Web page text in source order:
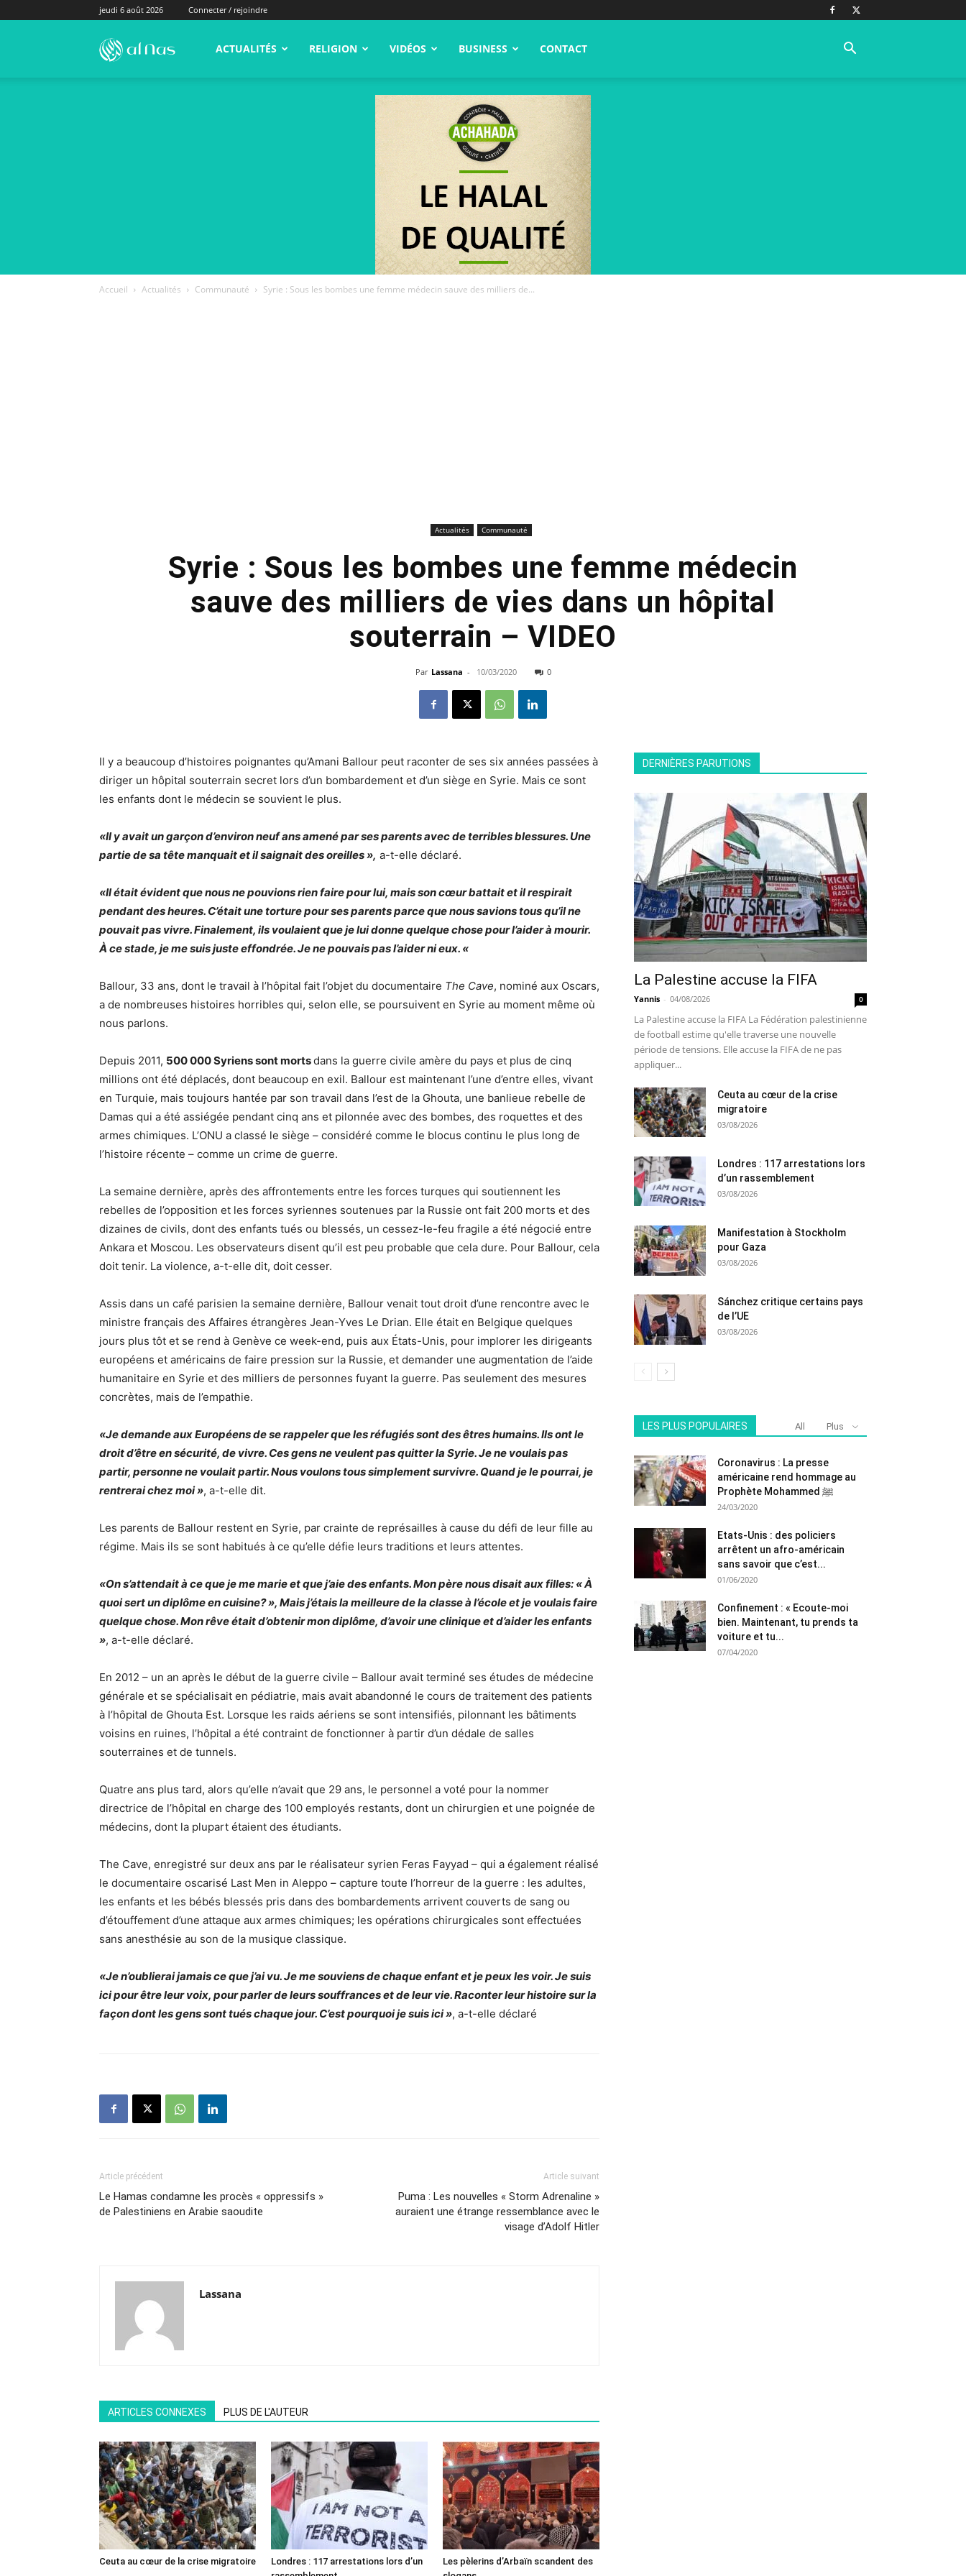
jeudi 6 août 2026 Connecter / rejoindre
alNas.fr ACTUALITÉS RELIGION VIDÉOS BUSINESS CONTACT
Accueil Actualités Communauté Syrie : Sous les bombes une femme médecin sauve des milliers de...
Actualités Communauté
Syrie : Sous les bombes une femme médecin
sauve des milliers de vies dans un hôpital
souterrain – VIDEO
Par Lassana - 10/03/2020 0
Il y a beaucoup d’histoires poignantes qu’Amani Ballour peut raconter de ses six années passées à
diriger un hôpital souterrain secret lors d’un bombardement et d’un siège en Syrie. Mais ce sont
les enfants dont le médecin se souvient le plus.
«Il y avait un garçon d’environ neuf ans amené par ses parents avec de terribles blessures. Une
partie de sa tête manquait et il saignait des oreilles », a-t-elle déclaré.
«Il était évident que nous ne pouvions rien faire pour lui, mais son cœur battait et il respirait
pendant des heures. C’était une torture pour ses parents parce que nous savions tous qu’il ne
pouvait pas vivre. Finalement, ils voulaient que je lui donne quelque chose pour l’aider à mourir.
À ce stade, je me suis juste effondrée. Je ne pouvais pas l’aider ni eux. «
Ballour, 33 ans, dont le travail à l’hôpital fait l’objet du documentaire The Cave, nominé aux Oscars,
a de nombreuses histoires horribles qui, selon elle, se poursuivent en Syrie au moment même où
nous parlons.
Depuis 2011, 500 000 Syriens sont mortsdans la guerre civile amère du pays et plus de cinq
millions ont été déplacés, dont beaucoup en exil. Ballour est maintenant l’une d’entre elles, vivant
en Turquie, mais toujours hantée par son travail dans l’est de la Ghouta, une banlieue rebelle de
Damas qui a été assiégée pendant cinq ans et pilonnée avec des bombes, des roquettes et des
armes chimiques. L’ONU a classé le siège – considéré comme le blocus continu le plus long de
l’histoire récente – comme un crime de guerre.
La semaine dernière, après des affrontements entre les forces turques qui soutiennent les
rebelles de l’opposition et les forces syriennes soutenues par la Russie ont fait 200 morts et des
dizaines de civils, dont des enfants tués ou blessés, un cessez-le-feu fragile a été négocié entre
Ankara et Moscou. Les observateurs disent qu’il est peu probable que cela dure. Pour Ballour, cela
doit tenir. La violence, a-t-elle dit, doit cesser.
Assis dans un café parisien la semaine dernière, Ballour venait tout droit d’une rencontre avec le
ministre français des Affaires étrangères Jean-Yves Le Drian. Elle était en Belgique quelques
jours plus tôt et se rend à Genève ce week-end, puis aux États-Unis, pour implorer les dirigeants
européens et américains de faire pression sur la Russie, et demander une augmentation de l’aide
humanitaire en Syrie et des milliers de personnes fuyant la guerre. Pas seulement des mesures
concrètes, mais de l’empathie.
«Je demande aux Européens de se rappeler que les réfugiés sont des êtres humains. Ils ont le
droit d’être en sécurité, de vivre. Ces gens ne veulent pas quitter la Syrie. Je ne voulais pas
partir, personne ne voulait partir. Nous voulons tous simplement survivre. Quand je le pourrai, je
rentrerai chez moi », a-t-elle dit.
Les parents de Ballour restent en Syrie, par crainte de représailles à cause du défi de leur fille au
régime. Mais ils se sont habitués à ce qu’elle défie leurs traditions et leurs attentes.
«On s’attendait à ce que je me marie et que j’aie des enfants. Mon père nous disait aux filles: « À
quoi sert un diplôme en cuisine? », Mais j’étais la meilleure de la classe à l’école et je voulais faire
quelque chose. Mon rêve était d’obtenir mon diplôme, d’avoir une clinique et d’aider les enfants
», a-t-elle déclaré.
En 2012 – un an après le début de la guerre civile – Ballour avait terminé ses études de médecine
générale et se spécialisait en pédiatrie, mais avait abandonné le cours de traitement des patients
à l’hôpital de Ghouta Est. Lorsque les raids aériens se sont intensifiés, pilonnant les bâtiments
voisins en ruines, l’hôpital a été contraint de fonctionner à partir d’un dédale de salles
souterraines et de tunnels.
Quatre ans plus tard, alors qu’elle n’avait que 29 ans, le personnel a voté pour la nommer
directrice de l’hôpital en charge des 100 employés restants, dont un chirurgien et une poignée de
médecins, dont la plupart étaient des étudiants.
The Cave, enregistré sur deux ans par le réalisateur syrien Feras Fayyad – qui a également réalisé
le documentaire oscarisé Last Men in Aleppo – capture toute l’horreur de la guerre : les adultes,
les enfants et les bébés blessés pris dans des bombardements arrivent couverts de sang ou
d’étouffement d’une attaque aux armes chimiques; les opérations chirurgicales sont effectuées
sans anesthésie au son de la musique classique.
«Je n’oublierai jamais ce que j’ai vu. Je me souviens de chaque enfant et je peux les voir. Je suis
ici pour être leur voix, pour parler de leurs souffrances et de leur vie. Raconter leur histoire sur la
façon dont les gens sont tués chaque jour. C’est pourquoi je suis ici », a-t-elle déclaré
Article précédent
Le Hamas condamne les procès « oppressifs »
de Palestiniens en Arabie saoudite
Article suivant
Puma : Les nouvelles « Storm Adre­na­line »
auraient une étrange ressemblance avec le
visage d’Adolf Hitler
Lassana
ARTICLES CONNEXES PLUS DE L'AUTEUR
Ceuta au cœur de la crise migratoire
Londres : 117 arrestations lors d’un
Les pèlerins d’Arbaïn scandent des
DERNIÈRES PARUTIONS
La Palestine accuse la FIFA
Yannis - 04/08/2026 0
La Palestine accuse la FIFA La Fédération palestinienne
de football estime qu'elle traverse une nouvelle
période de tensions. Elle accuse la FIFA de ne pas
appliquer...
Ceuta au cœur de la crise
migratoire
03/08/2026
Londres : 117 arrestations lors
d’un rassemblement
03/08/2026
Manifestation à Stockholm
pour Gaza
03/08/2026
Sánchez critique certains pays
de l’UE
03/08/2026
LES PLUS POPULAIRES All Plus
Coronavirus : La presse
américaine rend hommage au
Prophète Mohammed ﷺ
24/03/2020
Etats-Unis : des policiers
arrêtent un afro-américain
sans savoir que c’est...
01/06/2020
Confinement : « Ecoute-moi
bien. Maintenant, tu prends ta
voiture et tu...
07/04/2020